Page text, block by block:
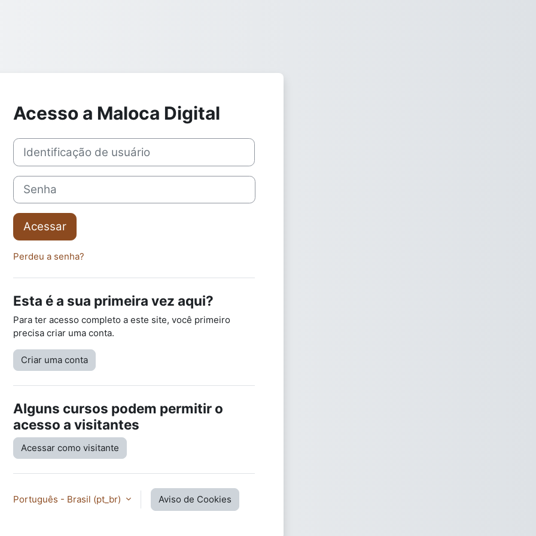
Acesso a Maloca Digital
Identificação de usuário
Senha
Acessar
Perdeu a senha?
Esta é a sua primeira vez aqui?
Para ter acesso completo a este site, você primeiro
precisa criar uma conta.
Criar uma conta
Alguns cursos podem permitir o
acesso a visitantes
Acessar como visitante
Português - Brasil ‎(pt_br)‎ Aviso de Cookies